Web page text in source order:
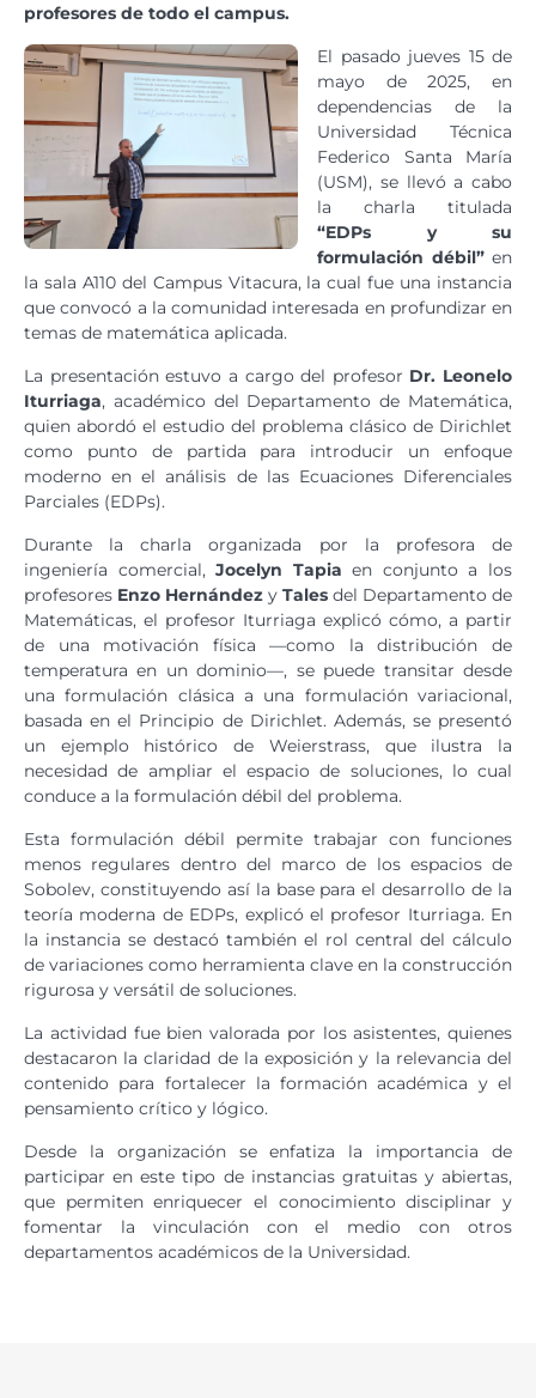
profesores de todo el campus.
El pasado jueves 15 de
mayo de 2025, en
dependencias de la
Universidad Técnica
Federico Santa María
(USM), se llevó a cabo
la charla titulada
“EDPs y su
formulación débil”en
la sala A110 del Campus Vitacura, la cual fue una instancia
que convocó a la comunidad interesada en profundizar en
temas de matemática aplicada.
La presentación estuvo a cargo del profesor Dr. Leonelo
Iturriaga, académico del Departamento de Matemática,
quien abordó el estudio del problema clásico de Dirichlet
como punto de partida para introducir un enfoque
moderno en el análisis de las Ecuaciones Diferenciales
Parciales (EDPs).
Durante la charla organizada por la profesora de
ingeniería comercial,Jocelyn Tapia en conjunto a los
profesores Enzo Hernández y Tales del Departamento de
Matemáticas, el profesor Iturriaga explicó cómo, a partir
de una motivación física —como la distribución de
temperatura en un dominio—, se puede transitar desde
una formulación clásica a una formulación variacional,
basada en el Principio de Dirichlet. Además, se presentó
un ejemplo histórico de Weierstrass, que ilustra la
necesidad de ampliar el espacio de soluciones, lo cual
conduce a la formulación débil del problema.
Esta formulación débil permite trabajar con funciones
menos regulares dentro del marco de los espacios de
Sobolev, constituyendo así la base para el desarrollo de la
teoría moderna de EDPs, explicó el profesor Iturriaga. En
la instancia se destacó también el rol central del cálculo
de variaciones como herramienta clave en la construcción
rigurosa y versátil de soluciones.
La actividad fue bien valorada por los asistentes, quienes
destacaron la claridad de la exposición y la relevancia del
contenido para fortalecer la formación académica y el
pensamiento crítico y lógico.
Desde la organización se enfatiza la importancia de
participar en este tipo de instancias gratuitas y abiertas,
que permiten enriquecer el conocimiento disciplinar y
fomentar la vinculación con el medio con otros
departamentos académicos de la Universidad.